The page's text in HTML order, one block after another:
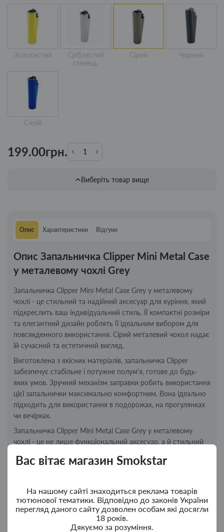
Вас вітає магазин Smokstar
На нашому сайті знаходиться реклама товарів
тютюнової тематики. Відповідно до законів України
перегляд даного сайту дозволен особам які досягли
18 років.
Дякуємо за розуміння.
Золотистий
Сріблястий
глянець
Сірий Чорний
Синій
199.00грн.
Виберіть товар вище
Опис Характеристики Відгуки
Опис Запальничка Clipper Mini Metal Case
у металевому чохлі Grey
Запальничка Clipper Mini Metal Case Grey у металевому
чохлі - це стильний та надійний аксесуар для куріння, який
підкреслить ваш індивідуальний стиль. Її компактні розміри
та елегантний дизайн роблять її ідеальним вибором для
повсякденного використання. Сірий металевий чохол надає
їй сучасний та естетичний вигляд.
Виготовлена з якісних матеріалів, запальничка Clipper
забезпечує стабільне і потужне полум'я, готове до будь-
яких умов. Зручний механізм заправки робить використання
цієї запальнички максимально комфортним. Вона ідеально
підходить для використання в подорожах, на прогулянках
чи вечірках.
Запальничка Clipper Mini Metal Case Grey у металевому
чохлі - це не лише функціональний аксесуар, а й стильний
Придбайте її прямо зараз та насолоджуйтесь якісним
Новинки Топ продажу